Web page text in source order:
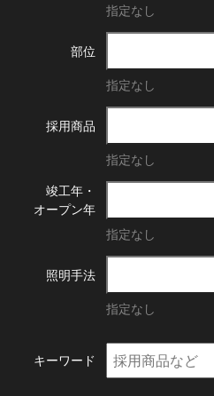
指定なし
部位
指定なし
採用商品
指定なし
竣工年・
オープン年
指定なし
照明手法
指定なし
キーワード